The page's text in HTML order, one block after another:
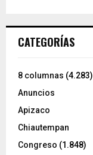
CATEGORÍAS
8 columnas (4.283)
Anuncios
Apizaco
Chiautempan
Congreso (1.848)